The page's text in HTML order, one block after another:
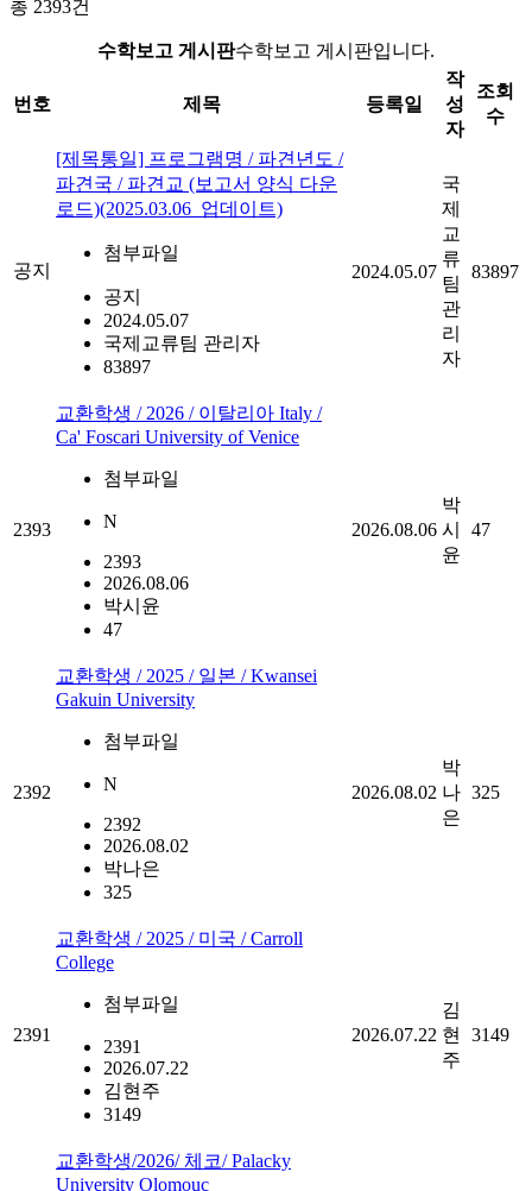
총 2393건
수학보고 게시판수학보고 게시판입니다.
번호 제목 등록일
작
성
자
조회
수
공지
[제목통일] 프로그램명 / 파견년도 /
파견국 / 파견교 (보고서 양식 다운
로드)(2025.03.06_업데이트)
첨부파일
공지
2024.05.07
국제교류팀 관리자
83897
2024.05.07
국
제
교
류
팀
관
리
자
83897
2393
교환학생 / 2026 / 이탈리아 Italy /
Ca' Foscari University of Venice
첨부파일
N
2393
2026.08.06
박시윤
47
2026.08.06
박
시
윤
47
2392
교환학생 / 2025 / 일본 / Kwansei
Gakuin University
첨부파일
N
2392
2026.08.02
박나은
325
2026.08.02
박
나
은
325
2391
교환학생 / 2025 / 미국 / Carroll
College
첨부파일
2391
2026.07.22
김현주
3149
2026.07.22
김
현
주
3149
교환학생/2026/ 체코/ Palacky
University Olomouc